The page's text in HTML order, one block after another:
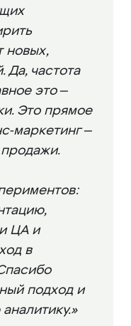
новых,
Да, частота
это —
Это прямое
маркетинг —
ЦА и
в
подход и